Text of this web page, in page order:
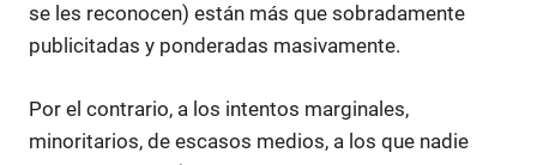
se les reconocen) están más que sobradamente
publicitadas y ponderadas masivamente.
Por el contrario, a los intentos marginales,
minoritarios, de escasos medios, a los que nadie